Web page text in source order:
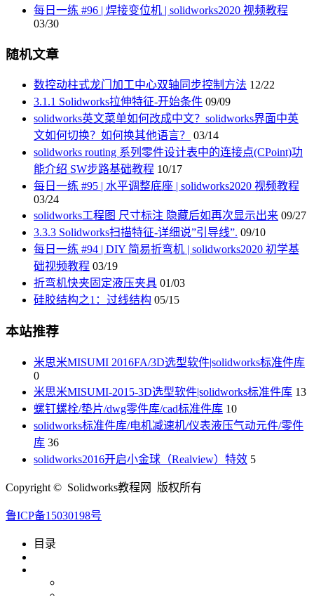
每日一练 #96 | 焊接变位机 | solidworks2020 视频教程
03/30
随机文章
数控动柱式龙门加工中心双轴同步控制方法 12/22
3.1.1 Solidworks拉伸特征-开始条件 09/09
solidworks英文菜单如何改成中文？solidworks界面中英
文如何切换？如何换其他语言？
03/14
solidworks routing 系列零件设计表中的连接点(CPoint)功
能介绍 SW步路基础教程 10/17
每日一练 #95 | 水平调整底座 | solidworks2020 视频教程
03/24
solidworks工程图 尺寸标注 隐藏后如再次显示出来 09/27
3.3.3 Solidworks扫描特征-详细说”引导线”. 09/10
每日一练 #94 | DIY 简易折弯机 | solidworks2020 初学基
础视频教程 03/19
折弯机快夹固定液压夹具 01/03
硅胶结构之1：过线结构 05/15
本站推荐
米思米MISUMI 2016FA/3D选型软件|solidworks标准件库
0
米思米MISUMI-2015-3D选型软件|solidworks标准件库 13
螺钉螺栓/垫片/dwg零件库/cad标准件库 10
solidworks标准件库/电机减速机/仪表液压气动元件/零件
库 36
solidworks2016开启小金球（Realview）特效 5
Copyright © Solidworks教程网 版权所有
鲁ICP备15030198号
目录